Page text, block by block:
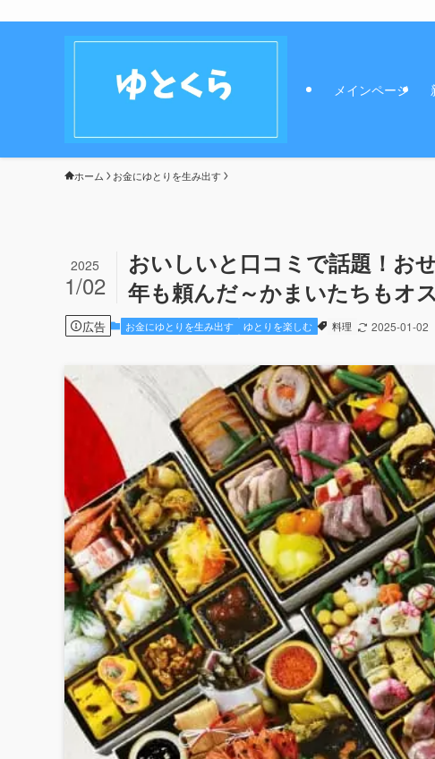
メインページ
ホーム お金にゆとりを生み出す
おいしいと口コミで話題！お
年も頼んだ～かまいたちもオ
2025
1/02
広告 お金にゆとりを生み出す ゆとりを楽しむ 料理 2025-01-02